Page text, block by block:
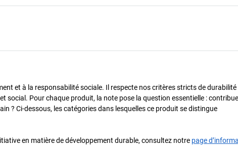
et à la responsabilité sociale. Il respecte nos critères stricts de durabilité
social. Pour chaque produit, la note pose la question essentielle :
? Ci-dessous, les catégories dans lesquelles ce produit se distingue
en matière de développement durable, consultez notre page